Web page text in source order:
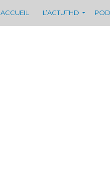
ACCUEIL L’ACTUTHD